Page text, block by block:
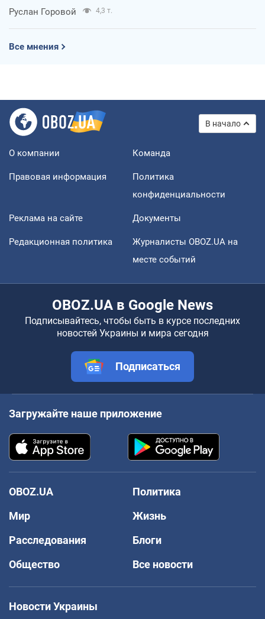
Руслан Горовой 4,3 т.
Все мнения
В начало
О компании Команда
Правовая информация
Политика
конфиденциальности
Реклама на сайте Документы
Редакционная политика
Журналисты OBOZ.UA на
месте событий
OBOZ.UA в Google News
Подписывайтесь, чтобы быть в курсе последних
новостей Украины и мира сегодня
Подписаться
Загружайте наше приложение
OBOZ.UA
Политика
Мир
Жизнь
Расследования
Блоги
Общество
Все новости
Новости Украины